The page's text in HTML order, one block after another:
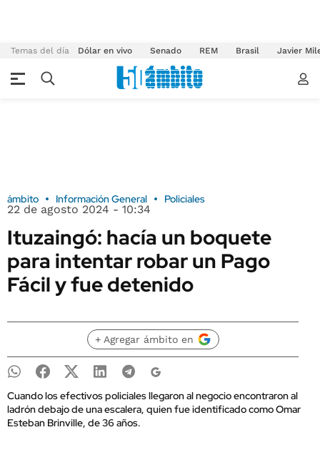
Temas del día Dólar en vivo Senado REM Brasil Javier
ámbito Información General Policiales
22 de agosto 2024 - 10:34
Ituzaingó: hacía un boquete
para intentar robar un Pago
Fácil y fue detenido
+ Agregar ámbito en
Cuando los efectivos policiales llegaron al negocio encontraron al
ladrón debajo de una escalera, quien fue identificado como Omar
Esteban Brinville, de 36 años.